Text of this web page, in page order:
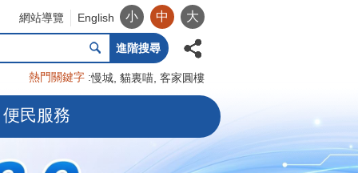
網站導覽 English 小 中 大
進階搜尋
熱門關鍵字 慢城 貓裏喵 客家圓樓
便民服務